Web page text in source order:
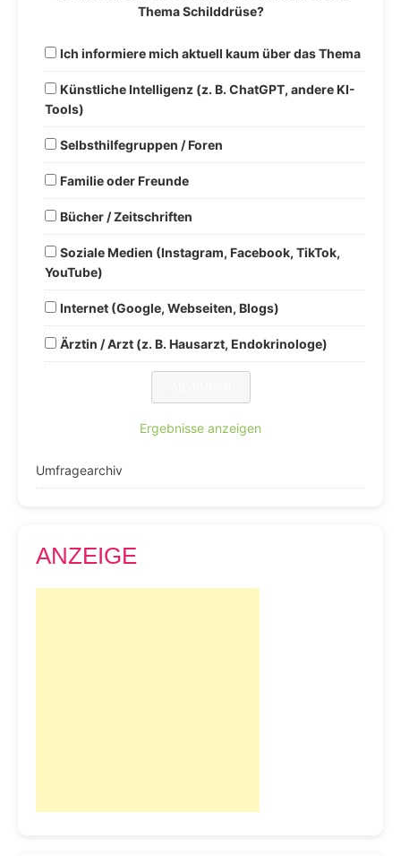
Thema Schilddrüse?
Ich informiere mich aktuell kaum über das Thema
Künstliche Intelligenz (z. B. ChatGPT, andere KI-
Tools)
Selbsthilfegruppen / Foren
Familie oder Freunde
Bücher / Zeitschriften
Soziale Medien (Instagram, Facebook, TikTok,
YouTube)
Internet (Google, Webseiten, Blogs)
Ärztin / Arzt (z. B. Hausarzt, Endokrinologe)
Ergebnisse anzeigen
Umfragearchiv
ANZEIGE